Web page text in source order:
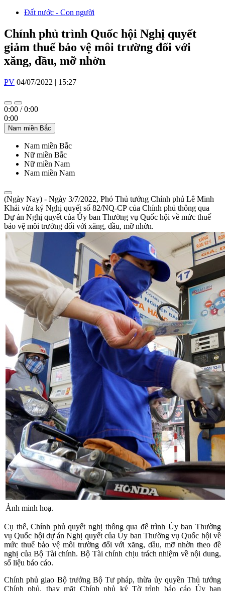
Đất nước - Con người
Chính phủ trình Quốc hội Nghị quyết
giảm thuế bảo vệ môi trường đối với
xăng, dầu, mỡ nhờn
PV 04/07/2022 | 15:27
0:00 /0:00
0:00
Nam miền Bắc
Nam miền Bắc
Nữ miền Bắc
Nữ miền Nam
Nam miền Nam
(Ngày Nay) - Ngày 3/7/2022, Phó Thủ tướng Chính phủ Lê Minh
Khái vừa ký Nghị quyết số 82/NQ-CP của Chính phủ thông qua
Dự án Nghị quyết của Ủy ban Thường vụ Quốc hội về mức thuế
bảo vệ môi trường đối với xăng, dầu, mỡ nhờn.
Ảnh minh hoạ.
Cụ thể, Chính phủ quyết nghị thông qua để trình Ủy ban Thường
vụ Quốc hội dự án Nghị quyết của Ủy ban Thường vụ Quốc hội về
mức thuế bảo vệ môi trường đối với xăng, dầu, mỡ nhờn theo đề
nghị của Bộ Tài chính. Bộ Tài chính chịu trách nhiệm về nội dung,
số liệu báo cáo.
Chính phủ giao Bộ trưởng Bộ Tư pháp, thừa ủy quyền Thủ tướng
Chính phủ, thay mặt Chính phủ ký Tờ trình báo cáo Ủy ban